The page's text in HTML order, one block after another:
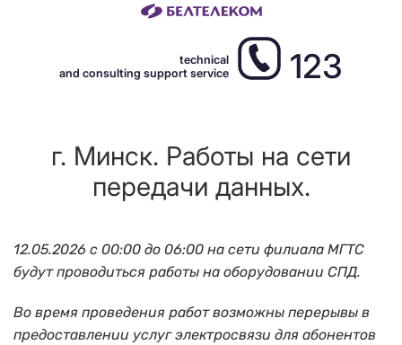
technical
and consulting support service
123
г. Минск. Работы на сети
передачи данных.
12.05.2026 с 00:00 до 06:00 на сети филиала МГТС
будут проводиться работы на оборудовании СПД.
Во время проведения работ возможны перерывы в
предоставлении услуг электросвязи для абонентов